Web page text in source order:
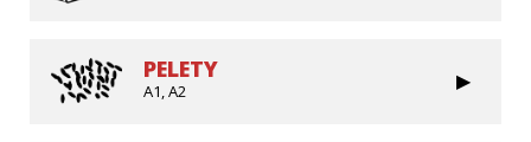
PELETY
A1, A2